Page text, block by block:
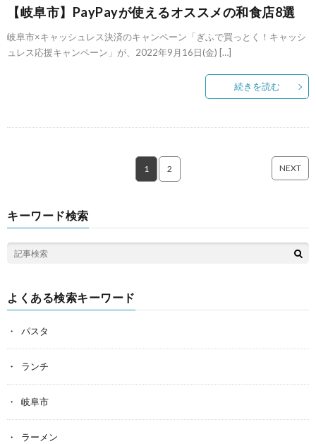
【岐阜市】PayPayが使えるオススメの和食店8選
岐阜市×キャッシュレス決済のキャンペーン「ぎふで買っとく！キャッシ
ュレス応援キャンペーン」が、2022年9月16日(金) […]
続きを読む
1 2 NEXT
キーワード検索
よくある検索キーワード
パスタ
ランチ
岐阜市
ラーメン